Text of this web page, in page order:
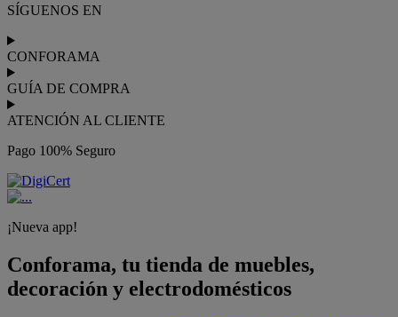
SÍGUENOS EN
CONFORAMA
GUÍA DE COMPRA
ATENCIÓN AL CLIENTE
Pago 100% Seguro
¡Nueva app!
Conforama, tu tienda de muebles,
decoración y electrodomésticos